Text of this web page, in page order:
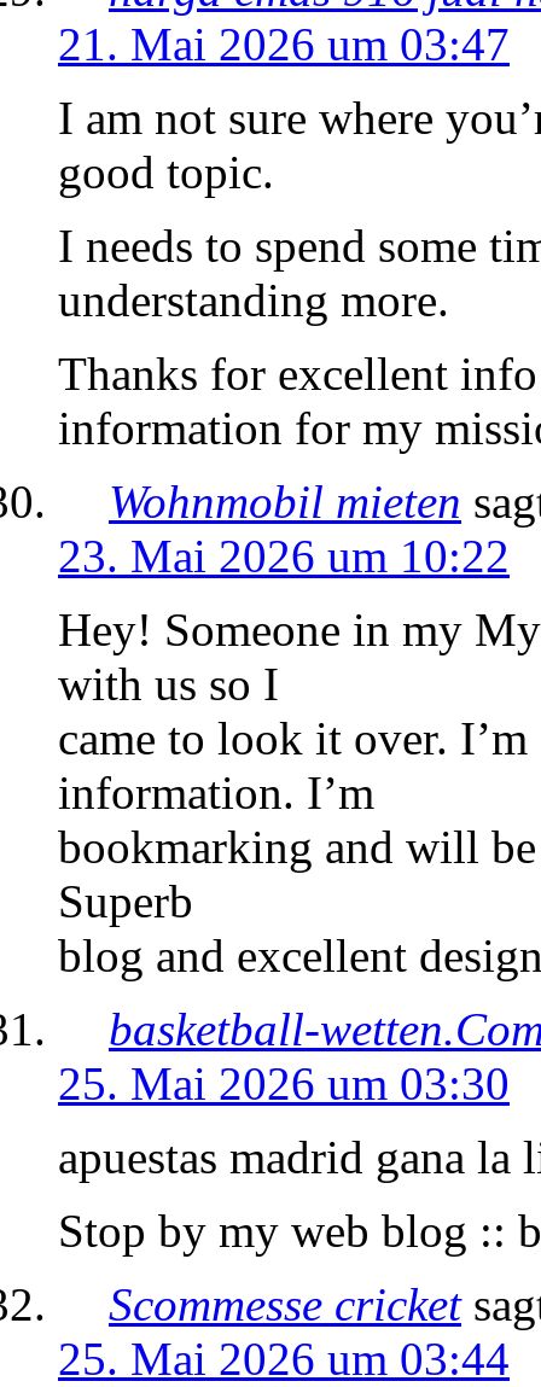
21. Mai 2026 um 03:47
I am not sure where
good topic.
I needs to spend some
understanding more.
Thanks for excellent
information for my
Wohnmobil mieten
23. Mai 2026 um 10:22
Hey! Someone in my
with us so I
came to look it over.
information. I’m
bookmarking and will
Superb
blog and excellent
basketball-
25. Mai 2026 um 03:30
apuestas madrid gana la
Stop by my web blog ::
Scommesse cricket
25. Mai 2026 um 03:44